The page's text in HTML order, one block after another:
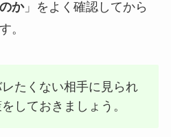
か」をよく確認してから
。
たくない相手に見られ
しておきましょう。